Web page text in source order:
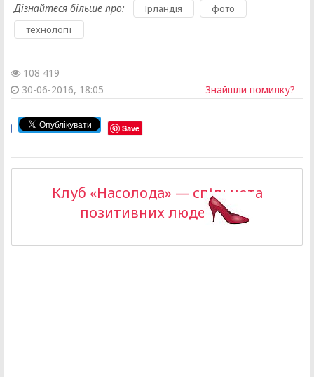
Дізнайтеся більше про: Ірландія фото
технології
108 419
30-06-2016, 18:05
Знайшли помилку?
Save
Клуб «Насолода» — спільнота
позитивних людей >>